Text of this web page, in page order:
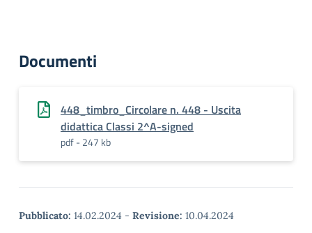
Documenti
448_timbro_Circolare n. 448 - Uscita
didattica Classi 2^A-signed
pdf - 247 kb
Pubblicato: 14.02.2024 - Revisione: 10.04.2024